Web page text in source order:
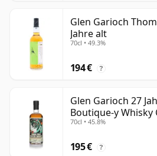
Glen Garioch
Jahre alt
70cl • 49.3%
194 € ?
Glen Garioch 27
Boutique-y Whisky
70cl • 45.8%
195 € ?